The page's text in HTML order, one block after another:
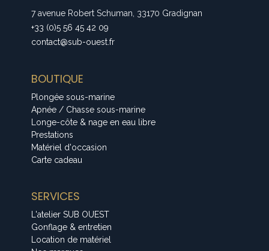
7 avenue Robert Schuman, 33170 Gradignan
+33 (0)5 56 45 42 09
contact@sub-ouest.fr
BOUTIQUE
Plongée sous-marine
Apnée / Chasse sous-marine
Longe-côte & nage en eau libre
Prestations
Matériel d'occasion
Carte cadeau
SERVICES
L'atelier SUB OUEST
Gonflage & entretien
Location de matériel